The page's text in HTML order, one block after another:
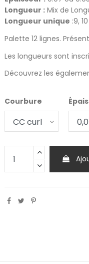
Longueur : Mix de
Longueur unique :9,
Palette 12 lignes.
Les longueurs sont
Découvrez les
Courbure